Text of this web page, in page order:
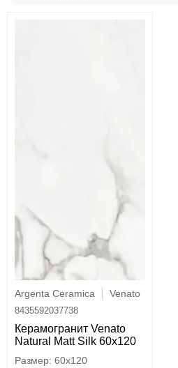
Argenta Ceramica Venato
8435592037738
Керамогранит Venato
Natural Matt Silk 60x120
60x120